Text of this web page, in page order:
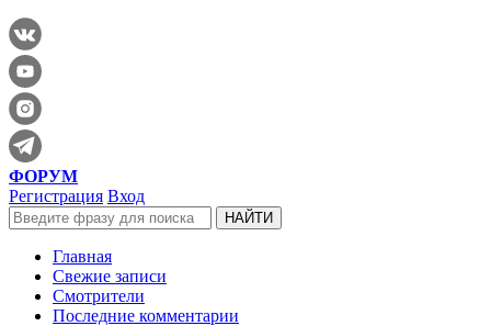
ФОРУМ
Регистрация Вход
Главная
Свежие записи
Смотрители
Последние комментарии